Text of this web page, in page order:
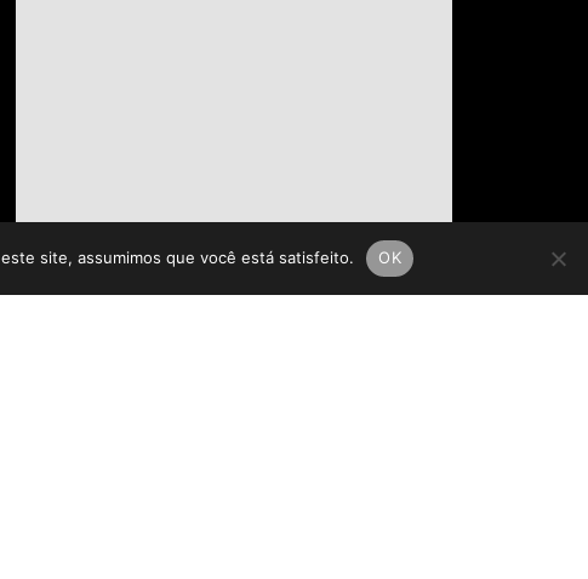
site, assumimos que você está satisfeito. OK